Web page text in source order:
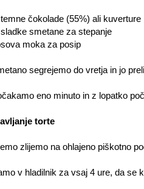
čokolade (55%) ali kuverture
smetane za stepanje
moka za posip
segrejemo do vretja in jo
eno minuto in z lopatko
torte
zlijemo na ohlajeno piškotno
v hladilnik za vsaj 4 ure, da se